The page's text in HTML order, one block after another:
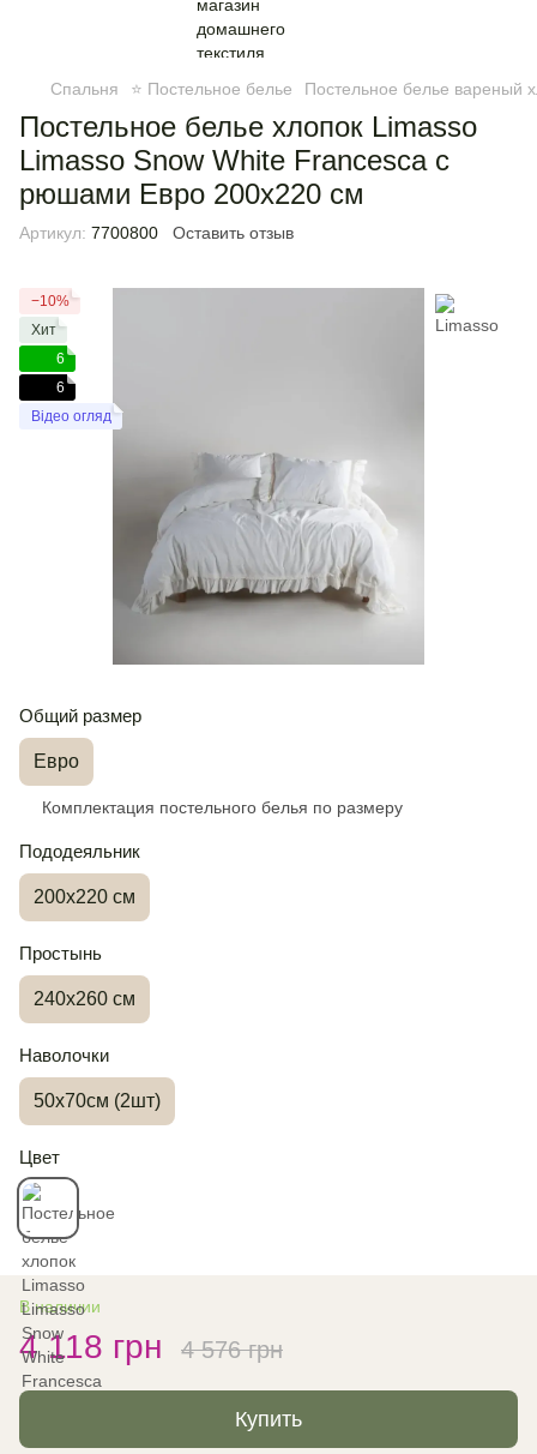
Спальня ⭐ Постельное белье Постельное белье вареный
Постельное белье хлопок Limasso
Limasso Snow White Francesca с
рюшами Евро 200х220 см
Артикул: 7700800 Оставить отзыв
−10%
Хит
6
6
Відео огляд
Общий размер
Евро
Комплектация постельного белья по размеру
Пододеяльник
200х220 см
Простынь
240х260 см
Наволочки
50х70см (2шт)
Цвет
В наличии
4 118 грн 4 576 грн
Купить